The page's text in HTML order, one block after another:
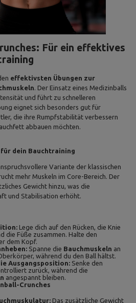
Für ein effektives
effektivsten Übungen zur
. Der Einsatz eines Medizinballs
und führt zu schnelleren
eignet sich besonders gut für
die ihre Rumpfstabilität verbessern
abbauen möchten.
dein Bauchtraining
Variante der klassischen
mehr Muskeln im Core-Bereich. Der
Gewicht hinzu, was die
und Stabilisation erhöht.
Lege dich auf den Rücken, die Knie
die Füße zusammen. Halte den
dem Kopf.
Spanne die Bauchmuskeln an
während du den Ball hältst.
Ausgangsposition: Senke den
zurück, während die
angespannt bleiben.
Crunches
Das zusätzliche Gewicht